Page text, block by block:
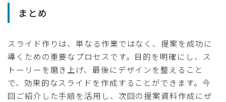
まとめ
スライド作りは、単なる作業ではなく、提案を成功に
導くための重要なプロセスです。目的を明確にし、ス
トーリーを磨き上げ、最後にデザインを整えること
で、効果的なスライドを作成することができます。今
回ご紹介した手順を活用し、次回の提案資料作成にぜ